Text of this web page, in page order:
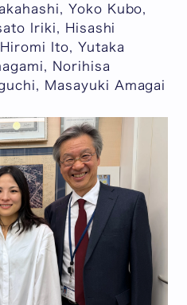
Yoko Kubo,
Iriki, Hisashi
Ito, Yutaka
Norihisa
Masayuki Amagai